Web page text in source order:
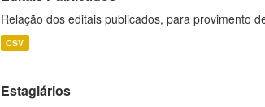
Relação dos editais publicados, para provimento
CSV
Estagiários